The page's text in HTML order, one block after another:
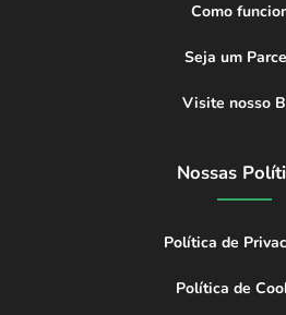
Como
Seja um
Visite nosso
Nossas
Política de
Política de